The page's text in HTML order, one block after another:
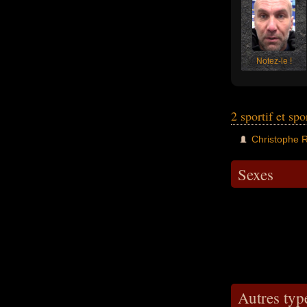
Notez-le !
2 sportif et
Christophe
Sexes
Autres